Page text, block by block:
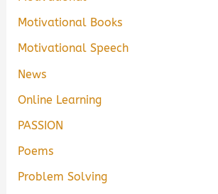
Motivational Books
Motivational Speech
News
Online Learning
PASSION
Poems
Problem Solving